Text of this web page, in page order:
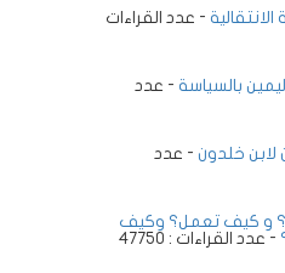
- عدد القراءات
بالسياسة - عدد
خلدون - عدد
؟ و كيف تعمل؟ وكيف
- عدد القراءات : 47750